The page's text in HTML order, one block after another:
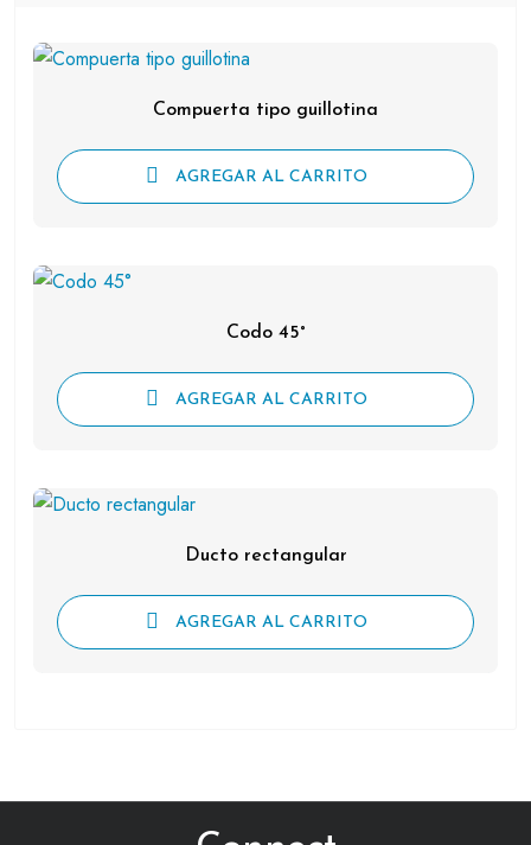
Compuerta tipo guillotina
AGREGAR AL CARRITO
Codo 45°
AGREGAR AL CARRITO
Ducto rectangular
AGREGAR AL CARRITO